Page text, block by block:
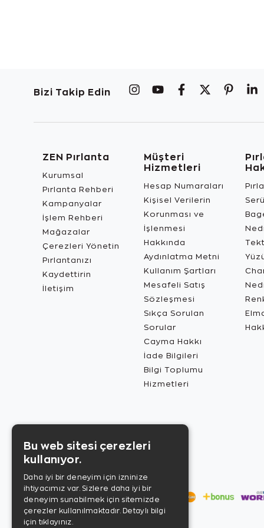
Bizi Takip Edin
ZEN Pırlanta
Kurumsal
Pırlanta Rehberi
Kampanyalar
İşlem Rehberi
Mağazalar
Çerezleri Yönetin
Pırlantanızı
Kaydettirin
İletişim
Müşteri
Hizmetleri
Hesap Numaraları
Kişisel Verilerin
Korunması ve
İşlenmesi
Hakkında
Aydınlatma Metni
Kullanım Şartları
Mesafeli Satış
Sözleşmesi
Sıkça Sorulan
Sorular
Cayma Hakkı
İade Bilgileri
Bilgi Toplumu
Hizmetleri
Bu web sitesi çerezleri
kullanıyor.
Daha iyi bir deneyim için izninize
ihtiyacımız var. Sizlere daha iyi bir
deneyim sunabilmek için sitemizde
çerezler kullanılmaktadır. Detaylı bilgi
için tıklayınız.